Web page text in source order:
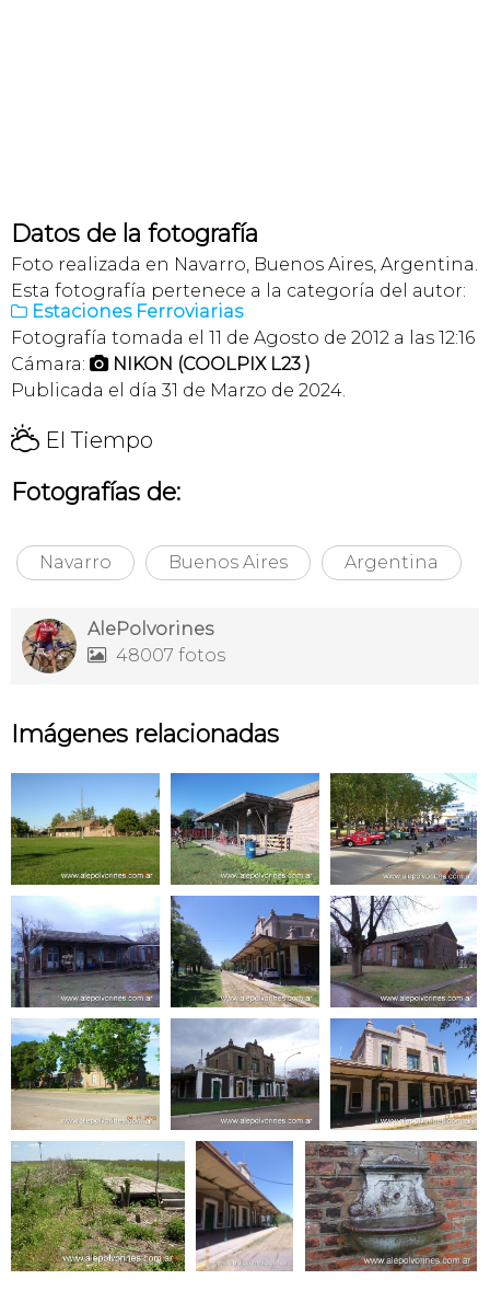
Datos de la fotografía
Foto realizada en Navarro, Buenos Aires, Argentina.
Esta fotografía pertenece a la categoría del autor:
 Estaciones Ferroviarias
Fotografía tomada el 11 de Agosto de 2012 a las 12:16
Cámara:  NIKON (COOLPIX L23 )
Publicada el día 31 de Marzo de 2024.
H El Tiempo
Fotografías de:
Navarro Buenos Aires Argentina
AlePolvorines
 48007 fotos
Imágenes relacionadas